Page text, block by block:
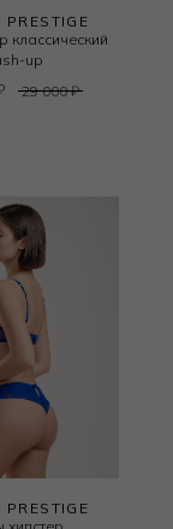
PRESTIGE
классический
up
29 000₽
PRESTIGE